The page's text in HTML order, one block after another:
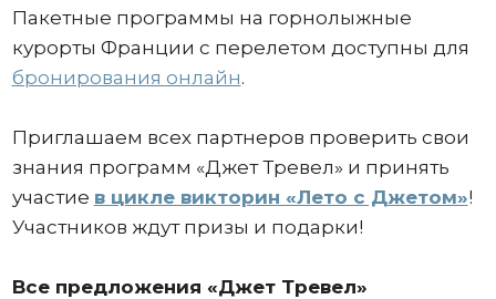
Пакетные программы на горнолыжные
курорты Франции с перелетом доступны для
бронирования онлайн.
Приглашаем всех партнеров проверить свои
знания программ «Джет Тревел» и принять
участие в цикле викторин «Лето с Джетом»!
Участников ждут призы и подарки!
Все предложения «Джет Тревел»